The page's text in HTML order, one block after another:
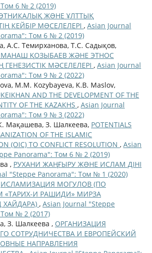
6 № 2 (2019)
ЖƏНЕ ҰЛТТЫҚ
КЕЙБІР МƏCЕЛЕЛЕРІ , Asian Journal
Том 6 № 2 (2019)
А.С. Темирханова, Т.С. Садықов,
ҚОЗЫБАЕВ ЖӘНЕ ЭТНОС
МӘСЕЛЕЛЕРІ , Asian Journal
Том 9 № 2 (2022)
M.M. Kozybayeva, K.B. Maslov,
AND THE DEVELOPMENT OF THE
OF THE KAZAKHS , Asian Journal
Том 9 № 3 (2022)
Мақашева, З. Шалкеева, POTENTIALS
OF THE ISLAMIC
(OIC) TO CONFLICT RESOLUTION , Asian
Panorama": Том 6 № 2 (2019)
, РУХАНИ ЖАҢҒЫРУ ЖƏНЕ ИСЛАМ ДІНІ
"Steppe Panorama": Том № 1 (2020)
ИСЛАМИЗАЦИЯ МОГУЛОВ (ПО
«ТАРИХ-И РАШИДИ» МИРЗА
, Asian Journal "Steppe
№ 2 (2017)
З. Шалкеева , ОРГАНИЗАЦИЯ
СОТРУДНИЧЕСТВА И ЕВРОПЕЙСКИЙ
НАПРАВЛЕНИЯ